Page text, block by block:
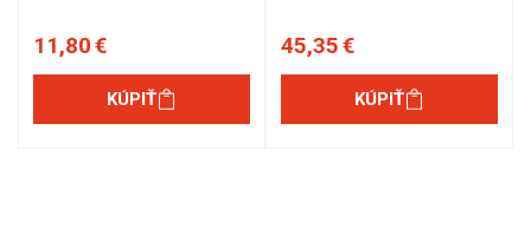
11,80 €
KÚPIŤ
45,35 €
KÚPIŤ